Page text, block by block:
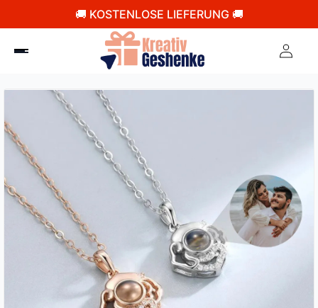
🚚 KOSTENLOSE LIEFERUNG 🚚